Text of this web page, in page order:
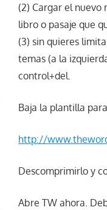
(2) Cargar el nuevo
libro o pasaje que
(3) sin quieres
temas (a la
control+del.
Baja la plantilla
http://
Descomprimirlo y
Abre TW ahora.